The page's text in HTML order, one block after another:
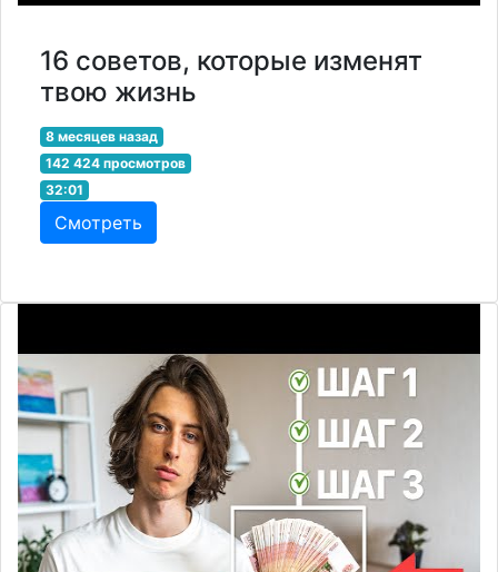
16 советов, которые изменят
твою жизнь
8 месяцев назад
142 424 просмотров
32:01
Смотреть